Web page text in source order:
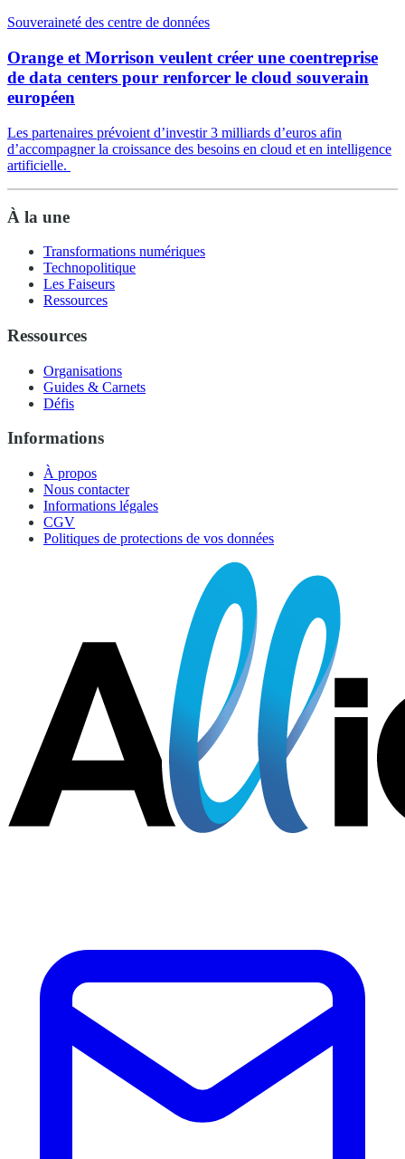
Souveraineté des centre de données
Orange et Morrison veulent créer une coentreprise
de data centers pour renforcer le cloud souverain
européen
Les partenaires prévoient d’investir 3 milliards d’euros afin
d’accompagner la croissance des besoins en cloud et en intelligence
artificielle.
À la une
Transformations numériques
Technopolitique
Les Faiseurs
Ressources
Ressources
Organisations
Guides & Carnets
Défis
Informations
À propos
Nous contacter
Informations légales
CGV
Politiques de protections de vos données